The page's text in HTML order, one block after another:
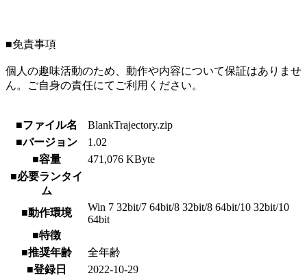
■免責事項
個人の趣味活動のため、動作や内容について保証はありませ
ん。ご自身の責任にてご利用ください。
■ファイル名
BlankTrajectory.zip
■バージョン
1.02
■容量
471,076 KByte
■必要ランタイ
ム
■動作環境
Win 7 32bit/7 64bit/8 32bit/8 64bit/10 32bit/10
64bit
■特徴
■推奨年齢
全年齢
■登録日
2022-10-29